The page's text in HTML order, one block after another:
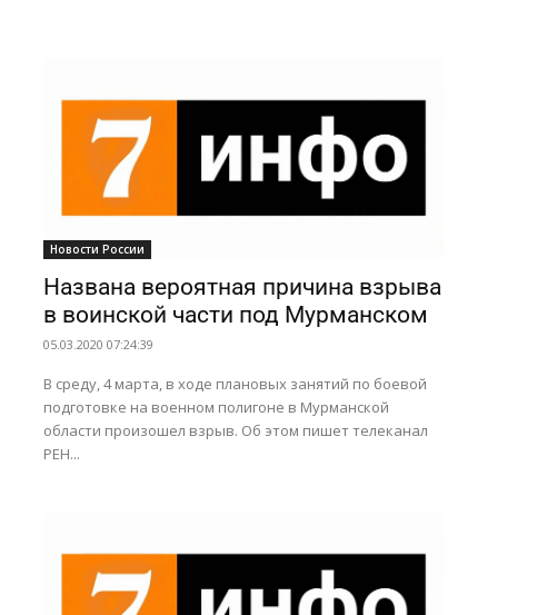
Новости России
Названа вероятная причина взрыва
в воинской части под Мурманском
05.03.2020 07:24:39
В среду, 4 марта, в ходе плановых занятий по боевой
подготовке на военном полигоне в Мурманской
области произошел взрыв. Об этом пишет телеканал
РЕН...